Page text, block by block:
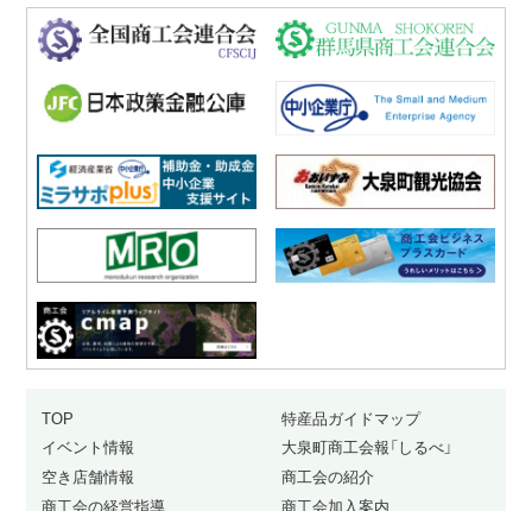
TOP
特産品ガイドマップ
イベント情報
大泉町商工会報「しるべ」
空き店舗情報
商工会の紹介
商工会の経営指導
商工会加入案内